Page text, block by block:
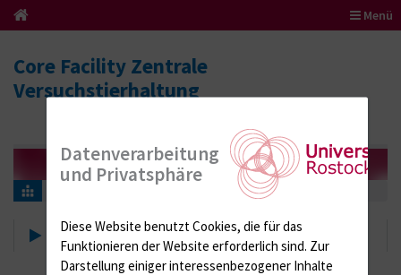
Menü
Core Facility Zentrale
Versuchstierhaltung
Chefarzt
Datenverarbeitung
und Privatsphäre
Diese Website benutzt Cookies, die für das
Funktionieren der Website erforderlich sind. Zur
Darstellung einiger interessenbezogener Inhalte